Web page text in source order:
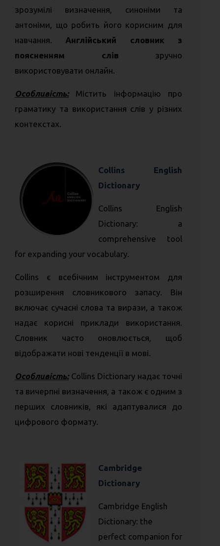
зрозумілі визначення, синоніми та
антоніми, що робить його корисним для
навчання. Англійський словник з
поясненням слів зручно
використовувати онлайн.
Особливість:Містить інформацію про
граматику та використання слів у різних
контекстах.
Collins English
Dictionary
Collins English
Dictionary: a
comprehensive tool
for expanding your vocabulary.
Collins є всебічним інструментом для
розширення словникового запасу. Він
включає сучасні слова та вирази, а також
надає корисні приклади використання.
Словник часто оновлюється, щоб
відображати нові тенденції в мові.
Особливість:Collins Dictionary надає точні
та вичерпні визначення, а також є одним з
перших словників, які адаптувалися до
цифрового формату.
Cambridge
Dictionary
Cambridge English
Dictionary: the
perfect companion for